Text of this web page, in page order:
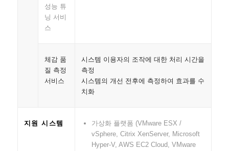
성능 튜
닝 서비
스
체감 품
질 측정
서비스
시스템 이용자의 조작에 대한 처리 시간을
측정
시스템의 개선 전후에 측정하여 효과를 수
치화
지원 시스템
가상화 플랫폼 (VMware ESX /
vSphere, Citrix XenServer, Microsoft
Hyper-V, AWS EC2 Cloud, VMware